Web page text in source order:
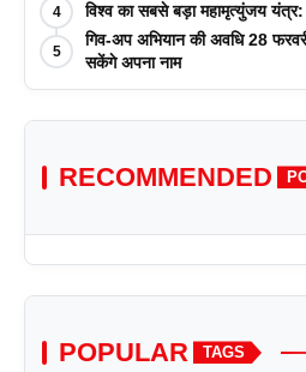
4 विश्व का सबसे बड़ा महामृत्युंजय
5
गिव-अप अभियान की अवधि 28
सकेंगे अपना नाम
RECOMMENDED
POPULAR TAGS